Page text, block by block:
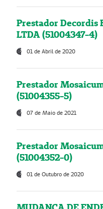
Prestador Decordis
LTDA (51004347-4)
01 de Abril de 2020
Prestador
(51004355-5)
07 de Maio de 2021
Prestador
(51004352-0)
01 de Outubro de 2020